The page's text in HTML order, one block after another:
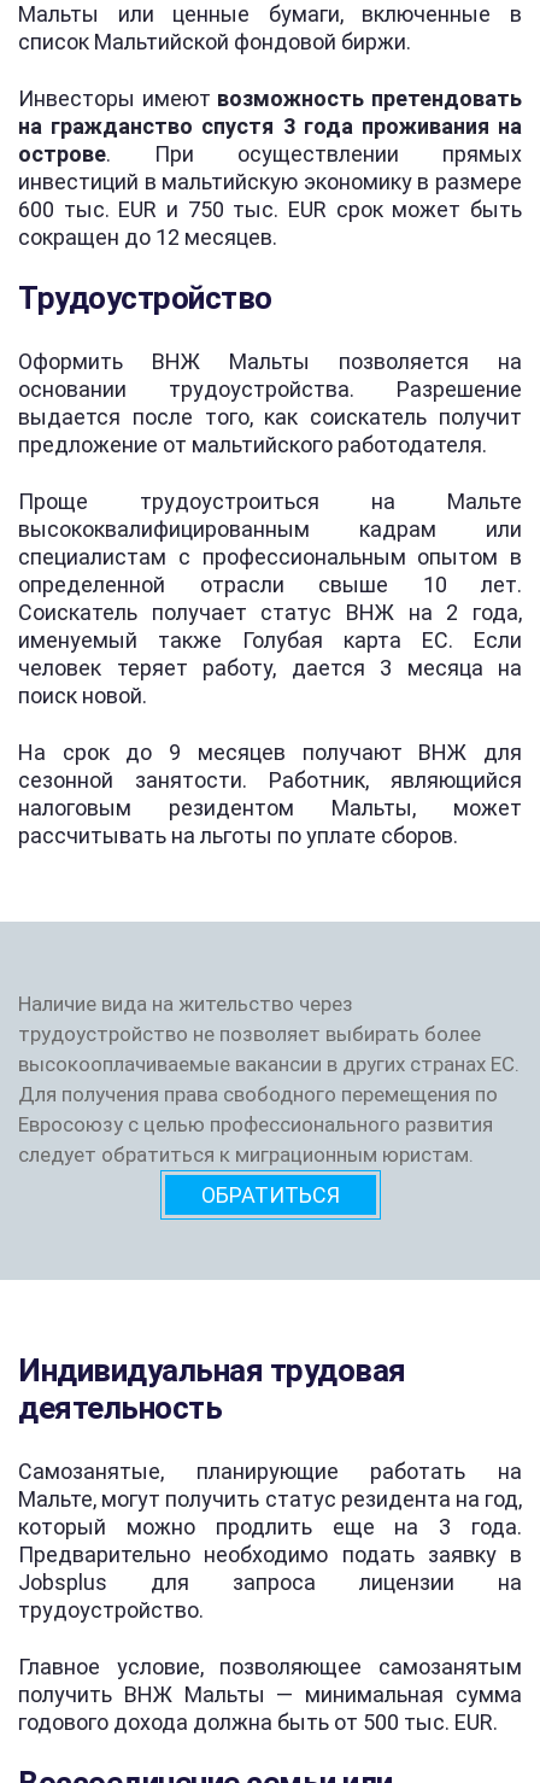
Мальты или ценные бумаги, включенные в
список Мальтийской фондовой биржи.
Инвесторы имеют возможность претендовать
на гражданство спустя 3 года проживания на
острове. При осуществлении прямых
инвестиций в мальтийскую экономику в размере
600 тыс. EUR и 750 тыс. EUR срок может быть
сокращен до 12 месяцев.
Трудоустройство
Оформить ВНЖ Мальты позволяется на
основании трудоустройства. Разрешение
выдается после того, как соискатель получит
предложение от мальтийского работодателя.
Проще трудоустроиться на Мальте
высококвалифицированным кадрам или
специалистам с профессиональным опытом в
определенной отрасли свыше 10 лет.
Соискатель получает статус ВНЖ на 2 года,
именуемый также Голубая карта ЕС. Если
человек теряет работу, дается 3 месяца на
поиск новой.
На срок до 9 месяцев получают ВНЖ для
сезонной занятости. Работник, являющийся
налоговым резидентом Мальты, может
рассчитывать на льготы по уплате сборов.
Наличие вида на жительство через
трудоустройство не позволяет выбирать более
высокооплачиваемые вакансии в других странах ЕС.
Для получения права свободного перемещения по
Евросоюзу с целью профессионального развития
следует обратиться к миграционным юристам.
ОБРАТИТЬСЯ
Индивидуальная трудовая
деятельность
Самозанятые, планирующие работать на
Мальте, могут получить статус резидента на год,
который можно продлить еще на 3 года.
Предварительно необходимо подать заявку в
Jobsplus для запроса лицензии на
трудоустройство.
Главное условие, позволяющее самозанятым
получить ВНЖ Мальты — минимальная сумма
годового дохода должна быть от 500 тыс. EUR.